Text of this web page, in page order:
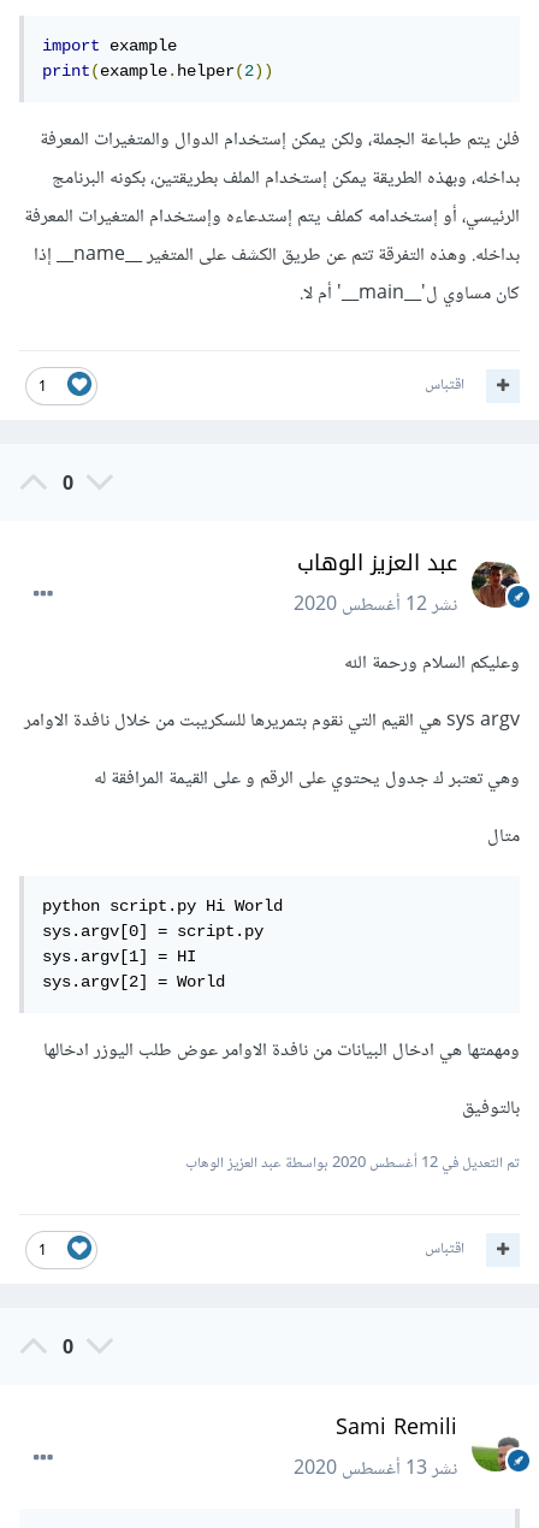
import
print(example.helper(2))
فلن يتم طباعة الجملة، ولكن يمكن إستخدام الدوال والمتغيرات المعرفة
بداخله، وبهذه الطريقة يمكن إستخدام الملف بطريقتين، بكونه البرنامج
الرئيسي، أو إستخدامه كملف يتم إستدعاءه وإستخدام المتغيرات المعرفة
بداخله. وهذه التفرقة تتم عن طريق الكشف على المتغير __name__ إذا
كان مساوي ل'__main__' أم لا.
1 اقتباس
0
عبد العزيز الوهاب
نشر12 أغسطس 2020
وعليكم السلام ورحمة الله
sys argv هي القيم التي نقوم بتمريرها للسكريبت من خلال نافدة الاوامر
وهي تعتبر ك جدول يحتوي على الرقم و على القيمة المرافقة له
متال
python script.py Hi World
sys.argv[0] = script.py
sys.argv[1] = HI
sys.argv[2] = World
ومهمتها هي ادخال البيانات من نافدة الاوامر عوض طلب اليوزر ادخالها
بالتوفيق
تم التعديل في12 أغسطس 2020 بواسطة عبد العزيز الوهاب
1 اقتباس
0
Sami Remili
نشر13 أغسطس 2020